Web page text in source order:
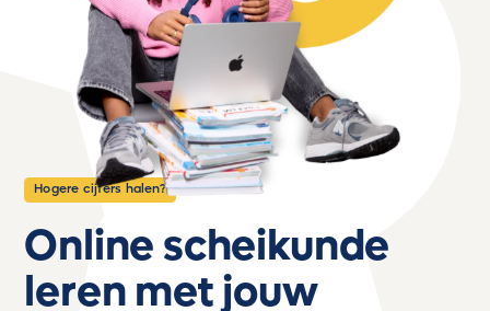
Hogere cijfers halen?
Online scheikunde
leren met jouw